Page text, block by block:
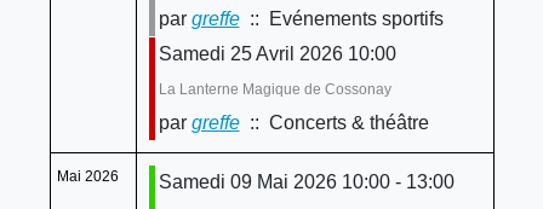
par greffe:: Evénements sportifs
Samedi 25 Avril 2026 10:00
La Lanterne Magique de Cossonay
par greffe:: Concerts & théâtre
Mai 2026 Samedi 09 Mai 2026 10:00 - 13:00